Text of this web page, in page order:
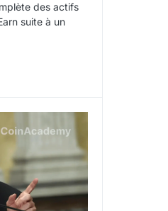
des actifs
suite à un
à la SECde Gemini et